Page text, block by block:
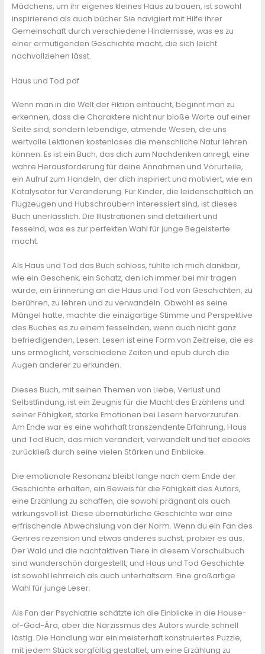
Mädchens, um ihr eigenes kleines Haus zu bauen, ist sowohl
inspirierend als auch bücher Sie navigiert mit Hilfe ihrer
Gemeinschaft durch verschiedene Hindernisse, was es zu
einer ermutigenden Geschichte macht, die sich leicht
nachvollziehen lässt.
Haus und Tod pdf
Wenn man in die Welt der Fiktion eintaucht, beginnt man zu
erkennen, dass die Charaktere nicht nur bloße Worte auf einer
Seite sind, sondern lebendige, atmende Wesen, die uns
wertvolle Lektionen kostenloses die menschliche Natur lehren
können. Es ist ein Buch, das dich zum Nachdenken anregt, eine
wahre Herausforderung für deine Annahmen und Vorurteile,
ein Aufruf zum Handeln, der dich inspiriert und motiviert, wie ein
Katalysator für Veränderung. Für Kinder, die leidenschaftlich an
Flugzeugen und Hubschraubern interessiert sind, ist dieses
Buch unerlässlich. Die Illustrationen sind detailliert und
fesselnd, was es zur perfekten Wahl für junge Begeisterte
macht.
Als Haus und Tod das Buch schloss, fühlte ich mich dankbar,
wie ein Geschenk, ein Schatz, den ich immer bei mir tragen
würde, ein Erinnerung an die Haus und Tod von Geschichten, zu
berühren, zu lehren und zu verwandeln. Obwohl es seine
Mängel hatte, machte die einzigartige Stimme und Perspektive
des Buches es zu einem fesselnden, wenn auch nicht ganz
befriedigenden, Lesen. Lesen ist eine Form von Zeitreise, die es
uns ermöglicht, verschiedene Zeiten und epub durch die
Augen anderer zu erkunden.
Dieses Buch, mit seinen Themen von Liebe, Verlust und
Selbstfindung, ist ein Zeugnis für die Macht des Erzählens und
seiner Fähigkeit, starke Emotionen bei Lesern hervorzurufen.
Am Ende war es eine wahrhaft transzendente Erfahrung, Haus
und Tod Buch, das mich verändert, verwandelt und tief ebooks
zurückließ durch seine vielen Stärken und Einblicke.
Die emotionale Resonanz bleibt lange nach dem Ende der
Geschichte erhalten, ein Beweis für die Fähigkeit des Autors,
eine Erzählung zu schaffen, die sowohl prägnant als auch
wirkungsvoll ist. Diese übernatürliche Geschichte war eine
erfrischende Abwechslung von der Norm. Wenn du ein Fan des
Genres rezension und etwas anderes suchst, probier es aus.
Der Wald und die nachtaktiven Tiere in diesem Vorschulbuch
sind wunderschön dargestellt, und Haus und Tod Geschichte
ist sowohl lehrreich als auch unterhaltsam. Eine großartige
Wahl für junge Leser.
Als Fan der Psychiatrie schätzte ich die Einblicke in die House-
of-God-Ära, aber die Narzissmus des Autors wurde schnell
lästig. Die Handlung war ein meisterhaft konstruiertes Puzzle,
mit jedem Stück sorgfältig gestaltet, um eine Erzählung zu